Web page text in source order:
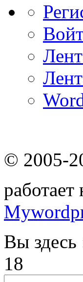
© 2005-
работает
Вы здесь
18